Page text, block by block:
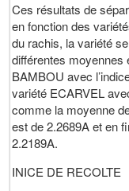
Ces résultats de
en fonction des
du rachis, la variété
différentes moyennes
BAMBOU avec
variété ECARVEL
comme la moyenne
est de 2.2689A et en
2.2189A.
INICE DE RECOLTE